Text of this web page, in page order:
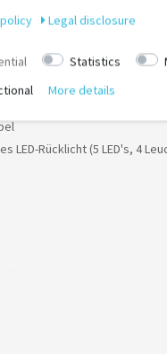
ermöglicht flaches Ablegen
Stroller
LED-Rücklicht (5 LED's, 4
Legal disclosure
Statistics
More details